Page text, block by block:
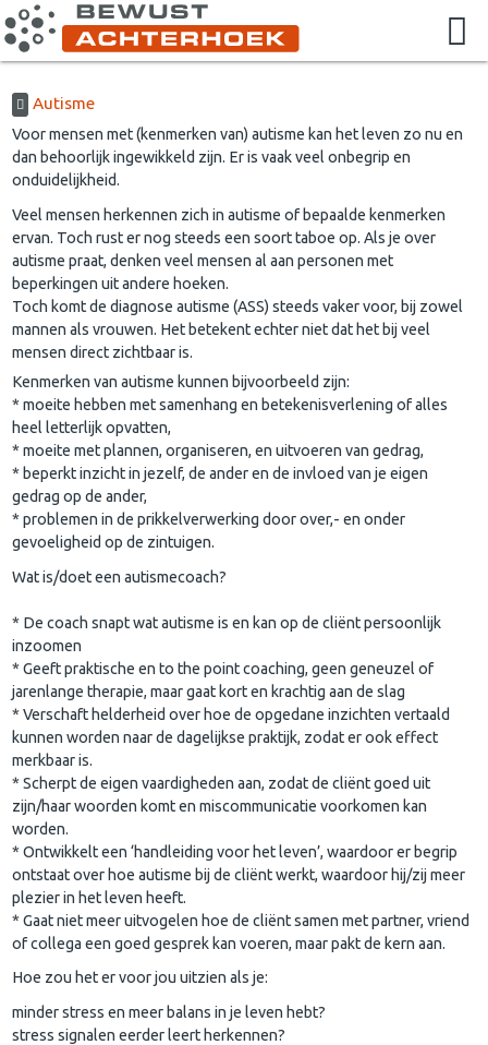
Autisme
Voor mensen met (kenmerken van) autisme kan het leven zo nu en
dan behoorlijk ingewikkeld zijn. Er is vaak veel onbegrip en
onduidelijkheid.
Veel mensen herkennen zich in autisme of bepaalde kenmerken
ervan. Toch rust er nog steeds een soort taboe op. Als je over
autisme praat, denken veel mensen al aan personen met
beperkingen uit andere hoeken.
Toch komt de diagnose autisme (ASS) steeds vaker voor, bij zowel
mannen als vrouwen. Het betekent echter niet dat het bij veel
mensen direct zichtbaar is.
Kenmerken van autisme kunnen bijvoorbeeld zijn:
* moeite hebben met samenhang en betekenisverlening of alles
heel letterlijk opvatten,
* moeite met plannen, organiseren, en uitvoeren van gedrag,
* beperkt inzicht in jezelf, de ander en de invloed van je eigen
gedrag op de ander,
* problemen in de prikkelverwerking door over,- en onder
gevoeligheid op de zintuigen.
Wat is/doet een autismecoach?
* De coach snapt wat autisme is en kan op de cliënt persoonlijk
inzoomen
* Geeft praktische en to the point coaching, geen geneuzel of
jarenlange therapie, maar gaat kort en krachtig aan de slag
* Verschaft helderheid over hoe de opgedane inzichten vertaald
kunnen worden naar de dagelijkse praktijk, zodat er ook effect
merkbaar is.
* Scherpt de eigen vaardigheden aan, zodat de cliënt goed uit
zijn/haar woorden komt en miscommunicatie voorkomen kan
worden.
* Ontwikkelt een ‘handleiding voor het leven’, waardoor er begrip
ontstaat over hoe autisme bij de cliënt werkt, waardoor hij/zij meer
plezier in het leven heeft.
* Gaat niet meer uitvogelen hoe de cliënt samen met partner, vriend
of collega een goed gesprek kan voeren, maar pakt de kern aan.
Hoe zou het er voor jou uitzien als je:
minder stress en meer balans in je leven hebt?
stress signalen eerder leert herkennen?